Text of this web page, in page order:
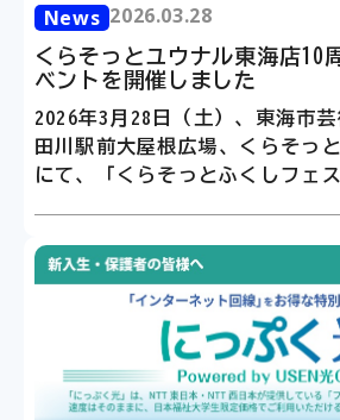
News 2026.03.28
くらそっとユウナル東海店10
ベントを開催しました
2026年3月28日（土）、東海市
田川駅前大屋根広場、くらそっ
にて、「くらそっとふくしフェ
News
くらそっとユ
ベントを開催し
2026年3月28日
田川駅前大屋根
にて、「くらそ